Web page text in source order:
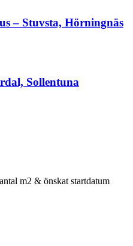
– Stuvsta, Hörningnäs
Sollentuna
m2 & önskat startdatum